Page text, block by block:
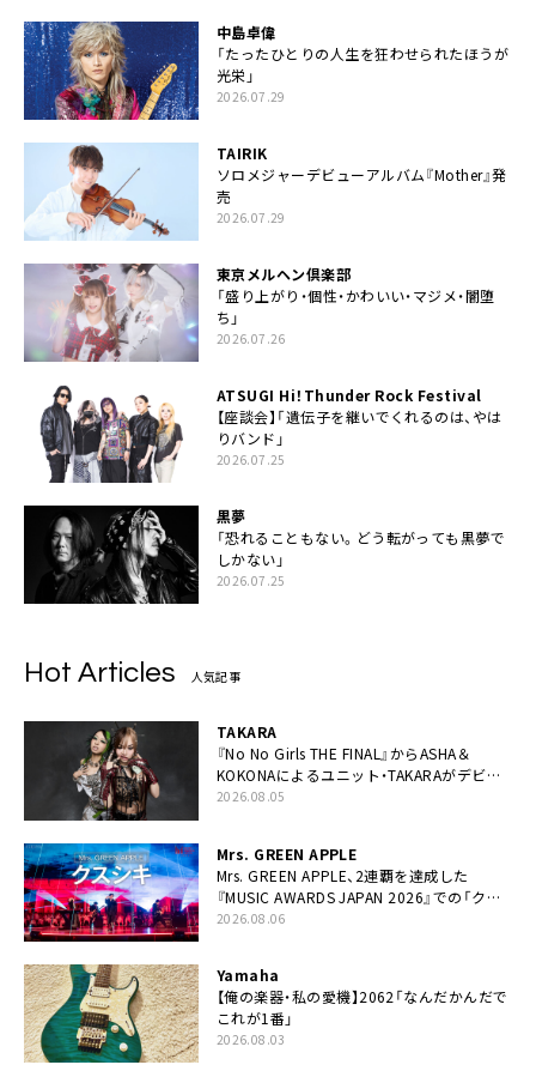
中島卓偉
「たったひとりの人生を狂わせられたほうが
光栄」
2026.07.29
TAIRIK
ソロメジャーデビューアルバム『Mother』発
売
2026.07.29
東京メルヘン倶楽部
「盛り上がり・個性・かわいい・マジメ・闇堕
ち」
2026.07.26
ATSUGI Hi！Thunder Rock Festival
【座談会】「遺伝子を継いでくれるのは、やは
りバンド」
2026.07.25
黒夢
「恐れることもない。どう転がっても黒夢で
しかない」
2026.07.25
Hot Articles 人気記事
TAKARA
『No No Girls THE FINAL』からASHA＆
KOKONAによるユニット・TAKARAがデビュ
ー
2026.08.05
Mrs. GREEN APPLE
Mrs. GREEN APPLE、2連覇を達成した
『MUSIC AWARDS JAPAN 2026』での「クス
シキ」ライブパフォーマンスをYouTube公開
2026.08.06
Yamaha
【俺の楽器・私の愛機】2062「なんだかんだで
これが1番」
2026.08.03